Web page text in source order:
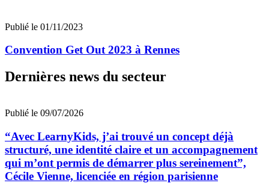
Publié le 01/11/2023
Convention Get Out 2023 à Rennes
Dernières news du secteur
Publié le 09/07/2026
“Avec LearnyKids, j’ai trouvé un concept déjà
structuré, une identité claire et un accompagnement
qui m’ont permis de démarrer plus sereinement”,
Cécile Vienne, licenciée en région parisienne